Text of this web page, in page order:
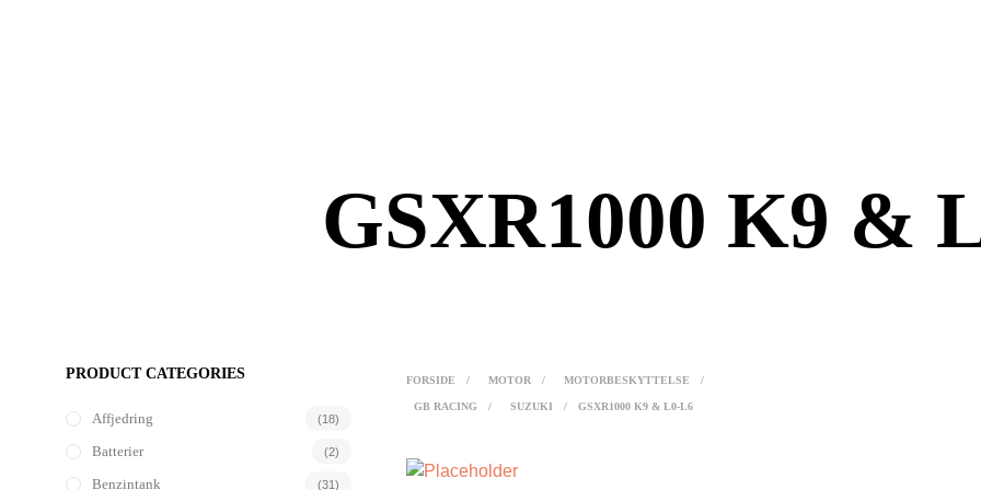
GSXR1000 K9 &
PRODUCT CATEGORIES
Affjedring (18)
Batterier (2)
Benzintank (31)
FORSIDE / MOTOR / MOTORBESKYTTELSE /
GB RACING / SUZUKI / GSXR1000 K9 & L0-L6